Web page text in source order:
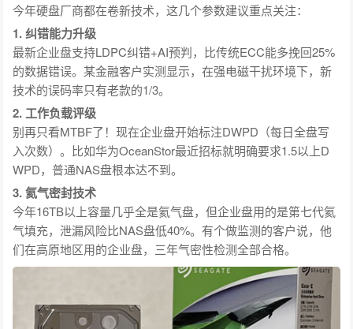
今年硬盘厂商都在卷新技术，这几个参数建议重点关注：
1. 纠错能力升级
最新企业盘支持LDPC纠错+AI预判，比传统ECC能多挽回25%
的数据错误。某金融客户实测显示，在强电磁干扰环境下，新
技术的误码率只有老款的1/3。
2. 工作负载评级
别再只看MTBF了！现在企业盘开始标注DWPD（每日全盘写
入次数）。比如华为OceanStor最近招标就明确要求1.5以上D
WPD，普通NAS盘根本达不到。
3. 氦气密封技术
今年16TB以上容量几乎全是氦气盘，但企业盘用的是第七代氦
气填充，泄漏风险比NAS盘低40%。有个做监测的客户说，他
们在高原地区用的企业盘，三年气密性检测全部合格。